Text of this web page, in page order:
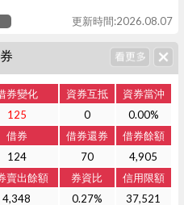
更新時間:2026.08.07
券變化 資券互抵
資券當沖
125 0
0.00%
借券 借券還券
借券餘額
124 70
4,905
賣出餘額 券資比
信用限額
4,348 0.27% 37,521